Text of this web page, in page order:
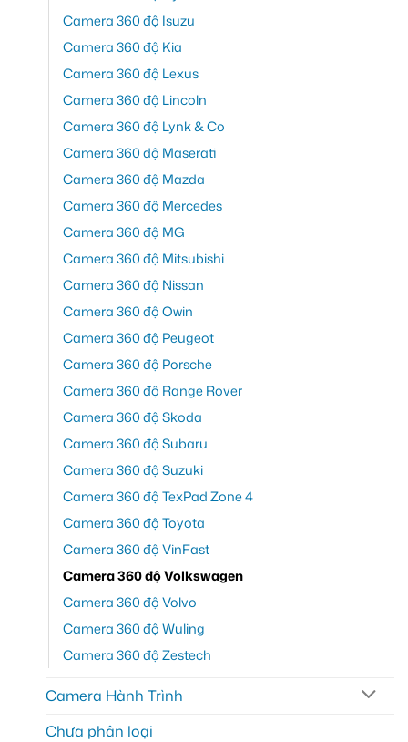
Camera 360 độ Isuzu
Camera 360 độ Kia
Camera 360 độ Lexus
Camera 360 độ Lincoln
Camera 360 độ Lynk & Co
Camera 360 độ Maserati
Camera 360 độ Mazda
Camera 360 độ Mercedes
Camera 360 độ MG
Camera 360 độ Mitsubishi
Camera 360 độ Nissan
Camera 360 độ Owin
Camera 360 độ Peugeot
Camera 360 độ Porsche
Camera 360 độ Range Rover
Camera 360 độ Skoda
Camera 360 độ Subaru
Camera 360 độ Suzuki
Camera 360 độ TexPad Zone 4
Camera 360 độ Toyota
Camera 360 độ VinFast
Camera 360 độ Volkswagen
Camera 360 độ Volvo
Camera 360 độ Wuling
Camera 360 độ Zestech
Camera Hành Trình
Chưa phân loại